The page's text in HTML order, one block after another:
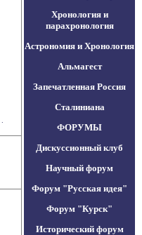
Хронология и
парахронология
Астрономия и Хронология
Альмагест
Запечатленная Россия
Сталиниана
ФОРУМЫ
Дискуссионный клуб
Научный форум
Форум "Русская идея"
Форум "Курск"
Исторический форум